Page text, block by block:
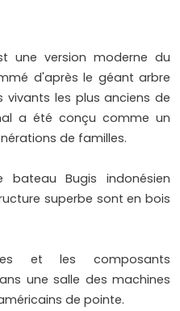
une version moderne du
d'après le géant arbre
vivants les plus anciens de
a été conçu comme un
de familles.
Bugis indonésien
superbe sont en bois
et les composants
une salle des machines
de pointe.